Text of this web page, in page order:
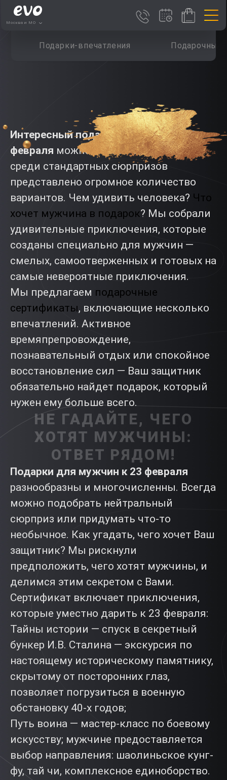
Москва и МО
Подарки-впечатления Подарочные
Интересный подарок мужчине на 23
февраля можно искать бесконечно —
среди стандартных сюрпризов
представлено огромное количество
вариантов. Чем удивить человека? Что
хочет мужчина в подарок? Мы собрали
удивительные приключения, которые
созданы специально для мужчин —
смелых, самоотверженных и готовых на
самые невероятные приключения.
Мы предлагаем подарочные
сертификаты, включающие несколько
впечатлений. Активное
времяпрепровождение,
познавательный отдых или спокойное
восстановление сил — Ваш защитник
обязательно найдет подарок, который
нужен ему больше всего.
НЕ ГАДАЙТЕ, ЧЕГО
ХОТЯТ МУЖЧИНЫ:
ОТВЕТ РЯДОМ!
Подарки для мужчин к 23 февраля
разнообразны и многочисленны. Всегда
можно подобрать нейтральный
сюрприз или придумать что-то
необычное. Как угадать, чего хочет Ваш
защитник? Мы рискнули
предположить, чего хотят мужчины, и
делимся этим секретом с Вами.
Сертификат включает приключения,
которые уместно дарить к 23 февраля:
Тайны истории — спуск в секретный
бункер И.В. Сталина — экскурсия по
настоящему историческому памятнику,
скрытому от посторонних глаз,
позволяет погрузиться в военную
обстановку 40-х годов;
Путь воина — мастер-класс по боевому
искусству; мужчине предоставляется
выбор направления: шаолиньское кунг-
фу, тай чи, комплексное единоборство.